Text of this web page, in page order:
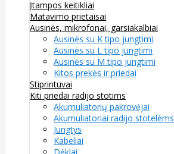
Įtampos keitikliai
Matavimo prietaisai
Ausinės, mikrofonai, garsiakalbiai
Ausinės su K tipo jungtimi
Ausinės su L tipo jungtimi
Ausinės su M tipo jungtimi
Kitos prekės ir priedai
Stiprintuvai
Kiti priedai radijo stotims
Akumuliatorių pakrovėjai
Akumuliatoriai radijo stotelėms
Jungtys
Kabeliai
Dėklai